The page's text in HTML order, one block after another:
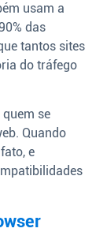
usam a
das
tantos sites
do tráfego
se
Quando
e